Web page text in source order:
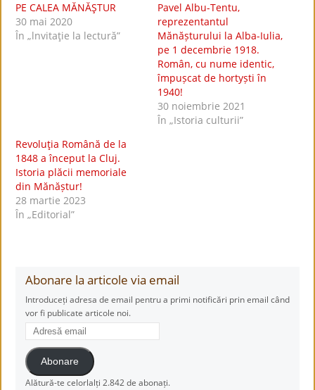
PE CALEA MĂNĂŞTUR
30 mai 2020
În „lnvitaţie la lectură”
Pavel Albu-Tentu,
reprezentantul
Mănășturului la Alba-Iulia,
pe 1 decembrie 1918.
Român, cu nume identic,
împușcat de hortyști în
1940!
30 noiembrie 2021
În „Istoria culturii”
Revoluţia Română de la
1848 a început la Cluj.
Istoria plăcii memoriale
din Mănăștur!
28 martie 2023
În „Editorial”
Abonare la articole via email
Introduceți adresa de email pentru a primi notificări prin email când
vor fi publicate articole noi.
Adresă
email
Abonare
Alătură-te celorlalți 2.842 de abonați.